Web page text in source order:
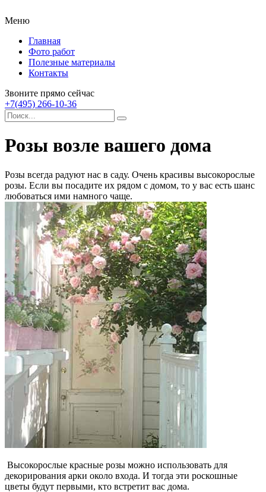
Меню
Главная
Фото работ
Полезные материалы
Контакты
Звоните прямо сейчас
+7(495) 266-10-36
Розы возле вашего дома
Розы всегда радуют нас в саду. Очень красивы высокорослые
розы. Если вы посадите их рядом с домом, то у вас есть шанс
любоваться ими намного чаще.
Высокорослые красные розы можно использовать для
декорирования арки около входа. И тогда эти роскошные
цветы будут первыми, кто встретит вас дома.